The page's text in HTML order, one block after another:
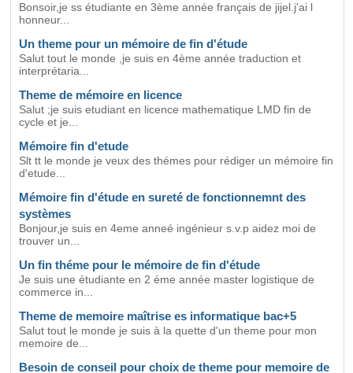
Bonsoir,je ss étudiante en 3ème année français de jijel.j'ai l
honneur...
Un theme pour un mémoire de fin d'étude
Salut tout le monde ,je suis en 4ème année traduction et
interprétaria...
Theme de mémoire en licence
Salut ;je suis etudiant en licence mathematique LMD fin de
cycle et je...
Mémoire fin d'etude
Slt tt le monde je veux des thémes pour rédiger un mémoire fin
d'etude...
Mémoire fin d'étude en sureté de fonctionnemnt des
systèmes
Bonjour,je suis en 4eme anneé ingénieur s.v.p aidez moi de
trouver un...
Un fin théme pour le mémoire de fin d'étude
Je suis une étudiante en 2 éme année master logistique de
commerce in...
Theme de memoire maîtrise es informatique bac+5
Salut tout le monde je suis à la quette d'un theme pour mon
memoire de...
Besoin de conseil pour choix de theme pour memoire de